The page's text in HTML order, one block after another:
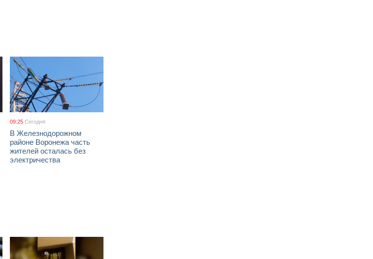
09:25 Сегодня
В Железнодорожном
районе Воронежа часть
жителей осталась без
электричества